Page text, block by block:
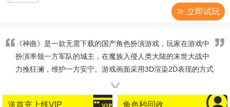
立即试玩
《神曲》是一款无需下载的国产角色扮演游戏，玩家在游戏中
扮演率领一方军队的城主，在魔族入侵人类大陆的末世大战中
力挽狂澜，维护一方安宁。游戏画面采用3D渲染2D表现的方式
带给玩家精致细腻的游戏视觉感受。
∨
送首充上线VIP 角色秒回收